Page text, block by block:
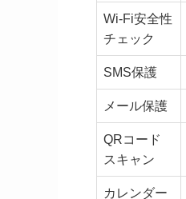
Wi-Fi安全性
チェック
SMS保護
メール保護
QRコード
スキャン
カレンダー